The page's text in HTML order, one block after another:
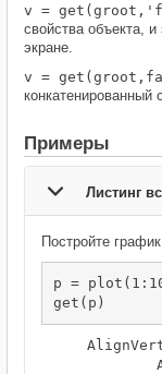
v =
свойства объекта,
экране.
v =
конкатенированный
Примеры
Листинг
Постройте
p =
get(p)